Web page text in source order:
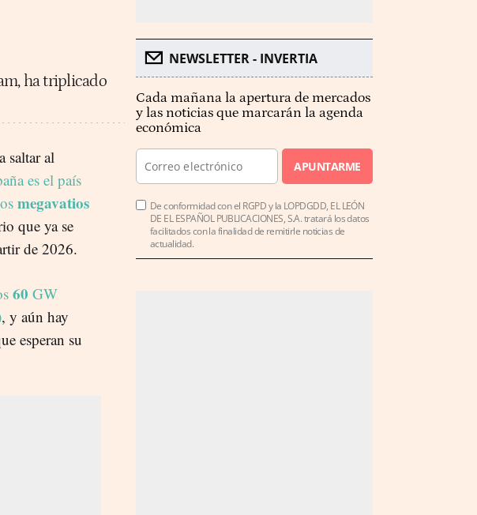
ha triplicado
saltar al
es el país
megavatios
que ya se
de 2026.
60 GW
, y aún hay
esperan su
NEWSLETTER - INVERTIA
Cada mañana la apertura de mercados
y las noticias que marcarán la agenda
económica
APUNTARME
De conformidad con el RGPD y la LOPDGDD, EL LEÓN
DE EL ESPAÑOL PUBLICACIONES, S.A. tratará los datos
facilitados con la finalidad de remitirle noticias de
actualidad.